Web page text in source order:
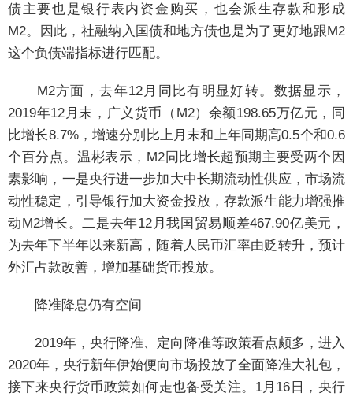
债主要也是银行表内资金购买，也会派生存款和形成
M2。因此，社融纳入国债和地方债也是为了更好地跟M2
这个负债端指标进行匹配。
M2方面，去年12月同比有明显好转。数据显示，
2019年12月末，广义货币（M2）余额198.65万亿元，同
比增长8.7%，增速分别比上月末和上年同期高0.5个和0.6
个百分点。温彬表示，M2同比增长超预期主要受两个因
素影响，一是央行进一步加大中长期流动性供应，市场流
动性稳定，引导银行加大资金投放，存款派生能力增强推
动M2增长。二是去年12月我国贸易顺差467.90亿美元，
为去年下半年以来新高，随着人民币汇率由贬转升，预计
外汇占款改善，增加基础货币投放。
降准降息仍有空间
2019年，央行降准、定向降准等政策看点颇多，进入
2020年，央行新年伊始便向市场投放了全面降准大礼包，
接下来央行货币政策如何走也备受关注。1月16日，央行